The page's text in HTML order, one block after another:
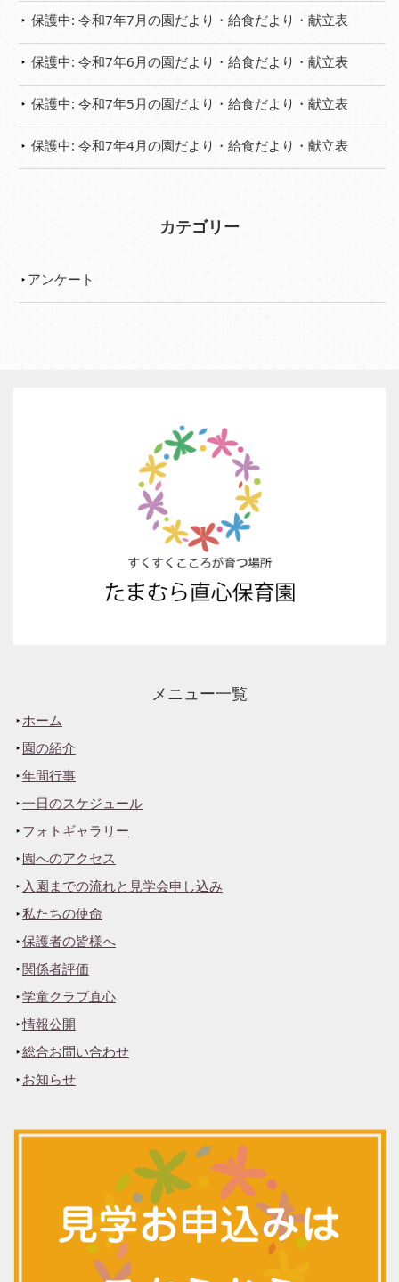
保護中: 令和7年7月の園だより・給食だより・献立表
保護中: 令和7年6月の園だより・給食だより・献立表
保護中: 令和7年5月の園だより・給食だより・献立表
保護中: 令和7年4月の園だより・給食だより・献立表
カテゴリー
アンケート
メニュー一覧
ホーム
園の紹介
年間行事
一日のスケジュール
フォトギャラリー
園へのアクセス
入園までの流れと見学会申し込み
私たちの使命
保護者の皆様へ
関係者評価
学童クラブ直心
情報公開
総合お問い合わせ
お知らせ